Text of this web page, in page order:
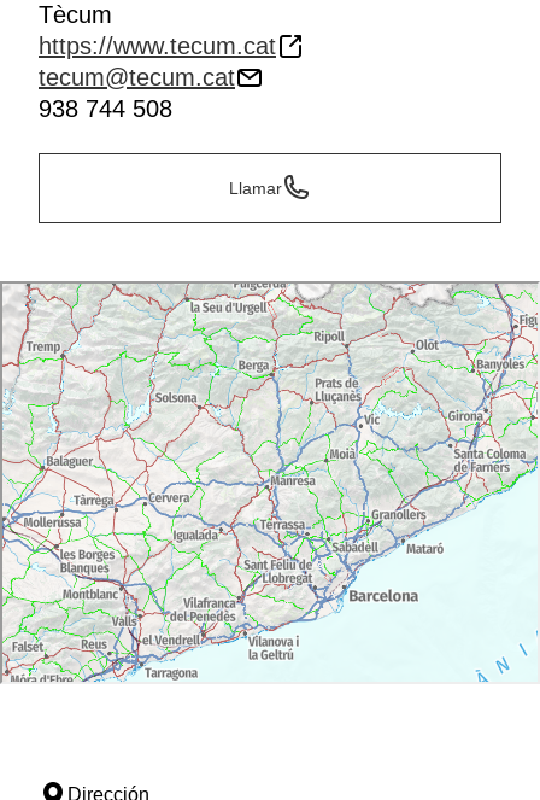
Tècum
https://www.tecum.cat
tecum@tecum.cat
938 744 508
Llamar
Dirección